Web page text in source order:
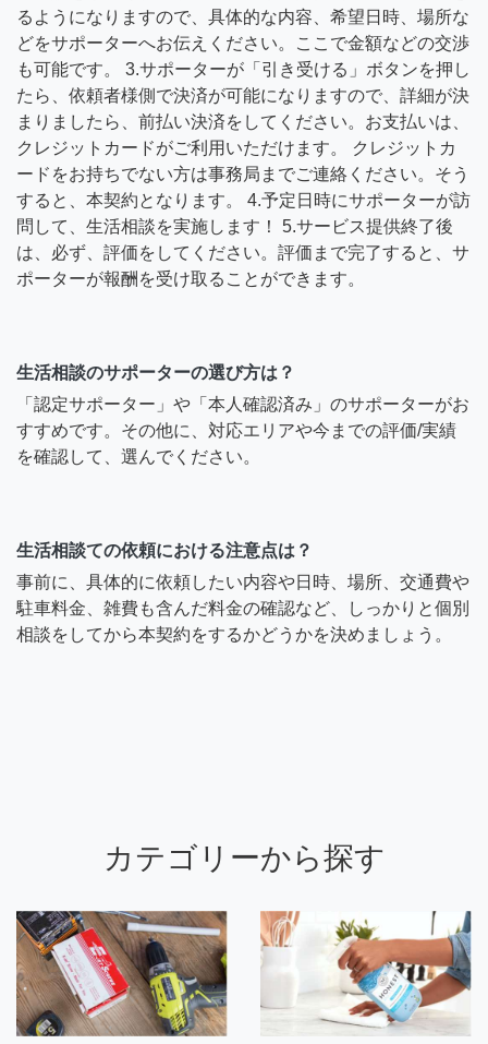
るようになりますので、具体的な内容、希望日時、場所な
どをサポーターへお伝えください。ここで金額などの交渉
も可能です。 3.サポーターが「引き受ける」ボタンを押し
たら、依頼者様側で決済が可能になりますので、詳細が決
まりましたら、前払い決済をしてください。お支払いは、
クレジットカードがご利用いただけます。 クレジットカ
ードをお持ちでない方は事務局までご連絡ください。そう
すると、本契約となります。 4.予定日時にサポーターが訪
問して、生活相談を実施します！ 5.サービス提供終了後
は、必ず、評価をしてください。評価まで完了すると、サ
ポーターが報酬を受け取ることができます。
生活相談のサポーターの選び方は？
「認定サポーター」や「本人確認済み」のサポーターがお
すすめです。その他に、対応エリアや今までの評価/実績
を確認して、選んでください。
生活相談ての依頼における注意点は？
事前に、具体的に依頼したい内容や日時、場所、交通費や
駐車料金、雑費も含んだ料金の確認など、しっかりと個別
相談をしてから本契約をするかどうかを決めましょう。
カテゴリーから探す